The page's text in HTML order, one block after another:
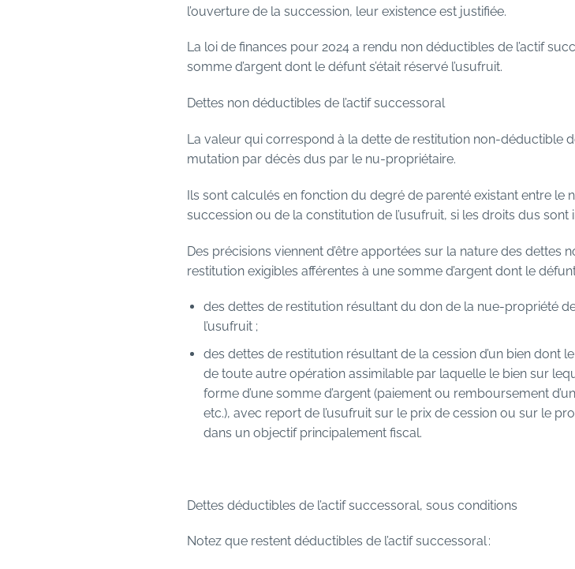
l’ouverture de la succession, leur existence est justifiée.
La loi de finances pour 2024 a rendu non déductibles de l’actif
somme d’argent dont le défunt s’était réservé l’usufruit.
Dettes non déductibles de l’actif successoral
La valeur qui correspond à la dette de restitution non-déductible
mutation par décès dus par le nu-propriétaire.
Ils sont calculés en fonction du degré de parenté existant entre le
succession ou de la constitution de l’usufruit, si les droits dus sont
Des précisions viennent d’être apportées sur la nature des dettes
restitution exigibles afférentes à une somme d’argent dont le
des dettes de restitution résultant du don de la nue-propriété
l’usufruit ;
des dettes de restitution résultant de la cession d’un bien dont
de toute autre opération assimilable par laquelle le bien sur
forme d’une somme d’argent (paiement ou remboursement
etc.), avec report de l’usufruit sur le prix de cession ou sur le
dans un objectif principalement fiscal.
Dettes déductibles de l’actif successoral, sous conditions
Notez que restent déductibles de l’actif successoral :